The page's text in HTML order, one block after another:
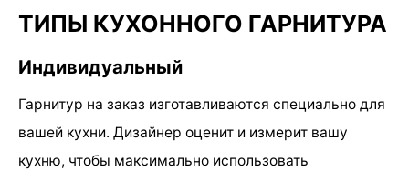
ТИПЫ КУХОННОГО ГАРНИТУРА
Индивидуальный
Гарнитур на заказ изготавливаются специально для
вашей кухни. Дизайнер оценит и измерит вашу
кухню, чтобы максимально использовать